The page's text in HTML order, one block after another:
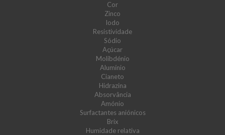
Cor
Zinco
Iodo
Resistividade
Sódio
Açúcar
Molibdénio
Alumínio
Cianeto
Hidrazina
Absorvância
Amónio
Surfactantes aniónicos
Brix
Humidade relativa